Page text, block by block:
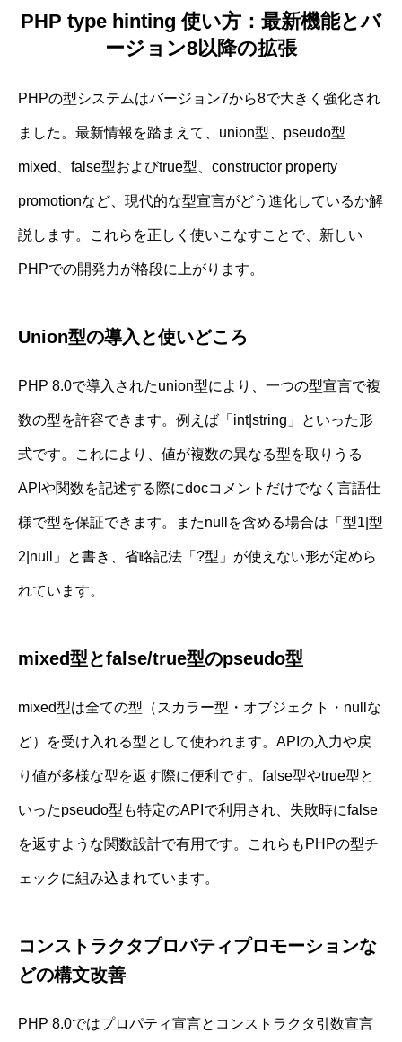
PHP type hinting 使い方：最新機能とバ
ージョン8以降の拡張
PHPの型システムはバージョン7から8で大きく強化され
ました。最新情報を踏まえて、union型、pseudo型
mixed、false型およびtrue型、constructor property
promotionなど、現代的な型宣言がどう進化しているか解
説します。これらを正しく使いこなすことで、新しい
PHPでの開発力が格段に上がります。
Union型の導入と使いどころ
PHP 8.0で導入されたunion型により、一つの型宣言で複
数の型を許容できます。例えば「int|string」といった形
式です。これにより、値が複数の異なる型を取りうる
APIや関数を記述する際にdocコメントだけでなく言語仕
様で型を保証できます。またnullを含める場合は「型1|型
2|null」と書き、省略記法「?型」が使えない形が定めら
れています。
mixed型とfalse/true型のpseudo型
mixed型は全ての型（スカラー型・オブジェクト・nullな
ど）を受け入れる型として使われます。APIの入力や戻
り値が多様な型を返す際に便利です。false型やtrue型と
いったpseudo型も特定のAPIで利用され、失敗時にfalse
を返すような関数設計で有用です。これらもPHPの型チ
ェックに組み込まれています。
コンストラクタプロパティプロモーションな
どの構文改善
PHP 8.0ではプロパティ宣言とコンストラクタ引数宣言